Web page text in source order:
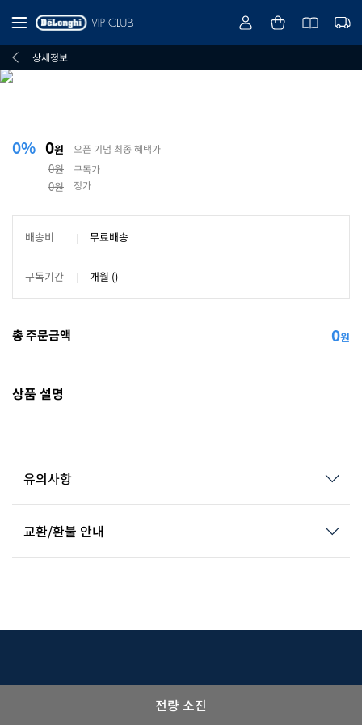
상세정보
0% 0원
0원
0원
오픈 기념 최종 혜택가
구독가
정가
배송비 무료배송
구독기간 개월 ()
총 주문금액 0원
상품 설명
유의사항
교환/환불 안내
전량 소진